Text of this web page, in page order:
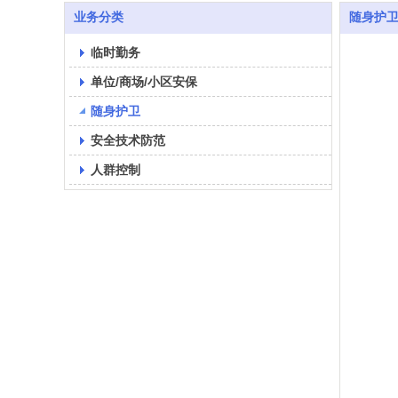
业务分类
临时勤务
单位/商场/小区安保
随身护卫
安全技术防范
人群控制
随身护卫